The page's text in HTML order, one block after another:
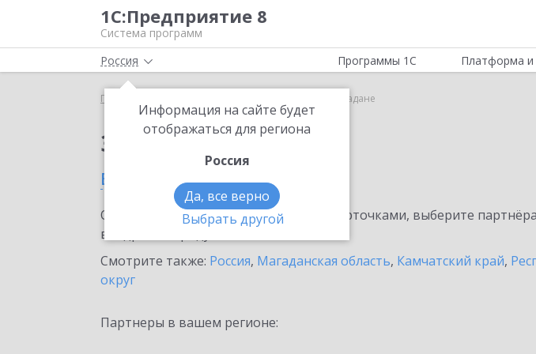
1С:Предприятие 8
Система программ
Россия
Информация на сайте будет
отображаться для региона
Россия
Да, все верно
Выбрать другой
Программы 1С Платформа и
Главная Bidzaar в Магадане
Заказать Bidzaar
в Магадане
Ознакомьтесь с информационными карточками, выберите
внедрение продукта.
Смотрите также: Россия, Магаданская область, Камчатский край,
округ
Партнеры в вашем регионе: